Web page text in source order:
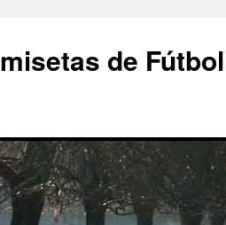
de